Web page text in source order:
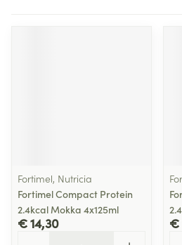
Fortimel, Nutricia
Fortimel Compact Protein
2.4kcal Mokka 4x125ml
€ 14,30 €